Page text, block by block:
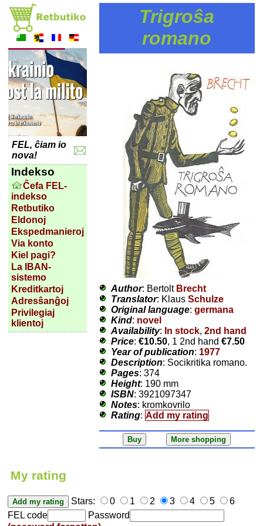
FEL, ĉiam io
nova!
Indekso
Ĉefa FEL-
indekso
Retbutiko
Eldonoj
Ekspedmanieroj
Via konto
Kiel pagi?
La IBAN-
sistemo
Kreditkartoj
Adresŝanĝoj
Privilegiaj
klientoj
Trigroŝa
romano
Author: Bertolt Brecht
Translator: Klaus Schulze
Original language: germana
Kind: novel
Availability: In stock, 2nd hand
Price: €10.50, 1 2nd hand €7.50
Year of publication: 1977
Description: Socikritika romano.
Pages: 374
Height: 190 mm
ISBN: 3921097347
Notes: kromkovrilo
Rating: Add my rating
My rating
Stars: 0 1 2 3 4 5
6
FEL code
Password